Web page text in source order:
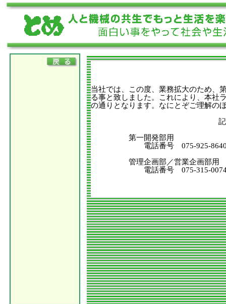
当社では、この度、業務拡大のため、
る事と致しました。これにより、本社
の通りとなります。なにとぞご理解の
記
第一開発部用
電話番号 075-925-8640 Ｆ
管理企画部／営業企画部用
電話番号 075-315-0074 Ｆ